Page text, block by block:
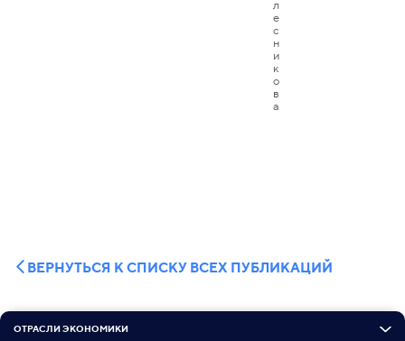
ВЕРНУТЬСЯ К СПИСКУ ВСЕХ ПУБЛИКАЦИЙ
ОТРАСЛИ ЭКОНОМИКИ